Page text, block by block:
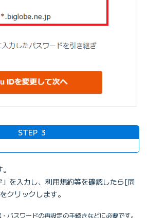
STEP 3
を入力し、利用規約等を確認したら[同
クリックします。
パスワードの再設定の手続きなどに必要です。